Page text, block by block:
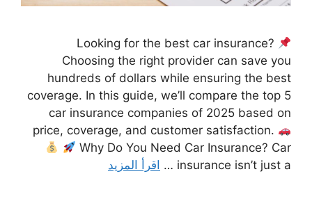
Looking for the best car insurance?
Choosing the right provider can save you
hundreds of dollars while ensuring the best
coverage. In this guide, we’ll compare the top 5
car insurance companies of 2025 based on
price, coverage, and customer satisfaction.
Why Do You Need Car Insurance? Car
insurance isn’t just a …
اقرأ المزيد